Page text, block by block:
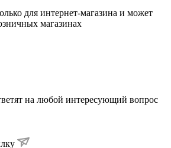
для интернет-магазина и может
магазинах
на любой интересующий вопрос